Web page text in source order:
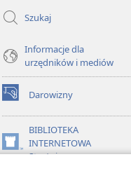
Szukaj
Informacje dla
urzędników i mediów
Darowizny
(opens
new
window)BIBLIOTEKA
INTERNETOWA
Strażnicy
(opens